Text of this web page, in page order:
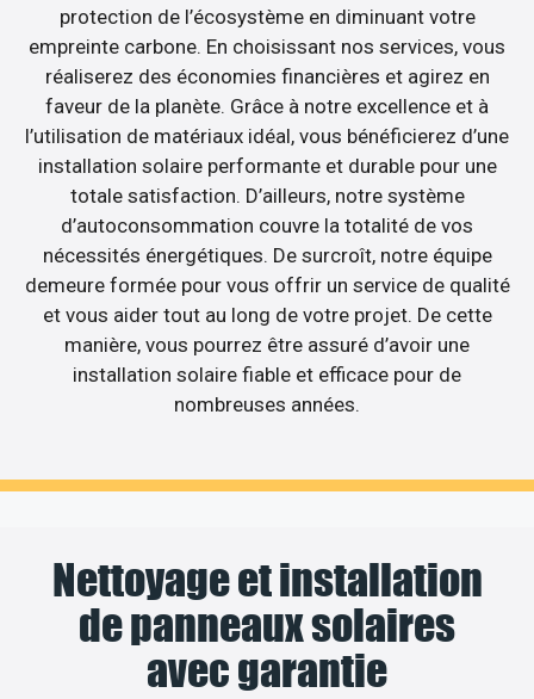
protection de l’écosystème en diminuant votre
empreinte carbone. En choisissant nos services, vous
réaliserez des économies financières et agirez en
faveur de la planète. Grâce à notre excellence et à
l’utilisation de matériaux idéal, vous bénéficierez d’une
installation solaire performante et durable pour une
totale satisfaction. D’ailleurs, notre système
d’autoconsommation couvre la totalité de vos
nécessités énergétiques. De surcroît, notre équipe
demeure formée pour vous offrir un service de qualité
et vous aider tout au long de votre projet. De cette
manière, vous pourrez être assuré d’avoir une
installation solaire fiable et efficace pour de
nombreuses années.
Nettoyage et installation
de panneaux solaires
avec garantie